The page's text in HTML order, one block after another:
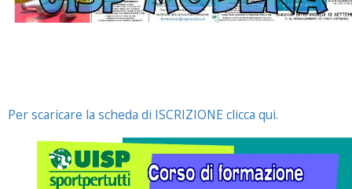
Per scaricare la scheda di ISCRIZIONE clicca qui.